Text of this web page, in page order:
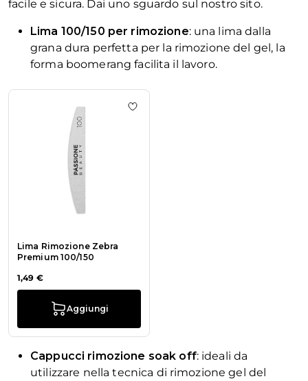
facile e sicura. Dai uno sguardo sul nostro sito.
Lima 100/150 per rimozione: una lima dalla
grana dura perfetta per la rimozione del gel, la
forma boomerang facilita il lavoro.
La navigazione tra gli elementi del carosello è possibile
Premi per saltare il carosello
Lima Rimozione Zebra
Premium 100/150
1,49 €
Aggiungi
Aggiungi alla wishlist Lima
Cappucci rimozione soak off: ideali da
utilizzare nella tecnica di rimozione gel del